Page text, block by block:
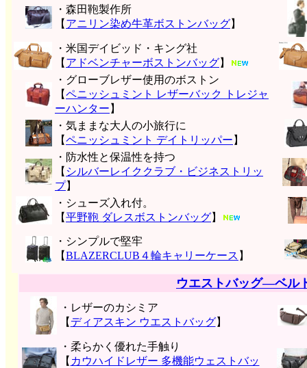
・森田鞄製作所
【 アニリン染め牛革ボストンバッグ】
・米国デイビッド・キング社
【 アドベンチャーボストンバッグ】
・グローブレザー使用のボストン
【ペニッシュミント レザーバック トレジャ
ーハンター 】
・気ままな大人の小旅行に
【ペニッシュミント デイトリッパー 】
・防水性と保温性を持つ
【 シルバーレイククラブ・ビジネストリッ
プ】
・シューズ入れ付。
【平野鞄 ダレスボストンバッグ】
・シンプルで堅牢
【BLAZERCLUB４輪キャリーケース 】
ウエストバッグ―ベル
・レザーのカシミア
【 ディアスキン ウエストバッグ】
・柔らかく優れた手触り
【 カウハイドレザー 多機能ウェストバッ